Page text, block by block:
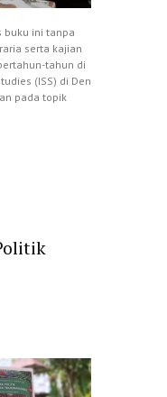
buku ini tanpa
serta kajian
tahun di
(ISS) di Den
pada topik